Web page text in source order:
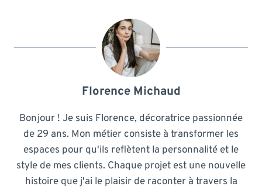
Florence Michaud
Bonjour ! Je suis Florence, décoratrice passionnée
de 29 ans. Mon métier consiste à transformer les
espaces pour qu'ils reflètent la personnalité et le
style de mes clients. Chaque projet est une nouvelle
histoire que j'ai le plaisir de raconter à travers la